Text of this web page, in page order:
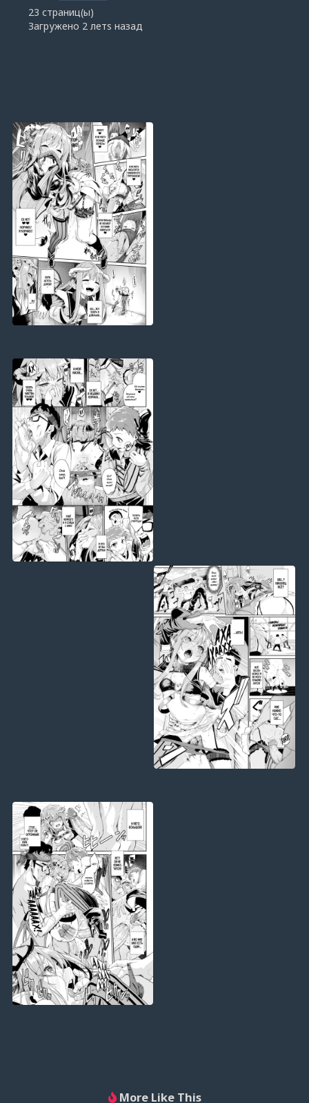
23 страниц(ы)
Загружено 2 летs назад
More Like This